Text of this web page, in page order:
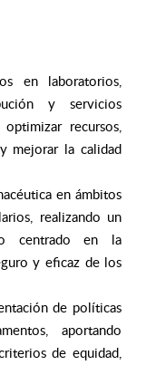
en laboratorios,
y servicios
recursos,
mejorar la calidad
en ámbitos
realizando un
centrado en la
y eficaz de los
de políticas
aportando
de equidad,